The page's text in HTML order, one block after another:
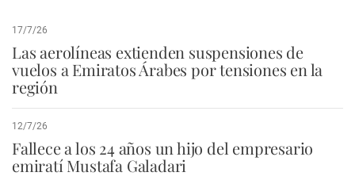
17/7/26
Las aerolíneas extienden suspensiones de
vuelos a Emiratos Árabes por tensiones en la
región
12/7/26
Fallece a los 24 años un hijo del empresario
emiratí Mustafa Galadari